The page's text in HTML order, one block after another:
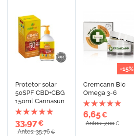
Protetor solar
50SPF CBD+CBG
150ml Cannasun
33,97€
Antes: 35,76€
-15%
Cremcann Bio
Omega 3-6
6,65€
Antes: 7,00€